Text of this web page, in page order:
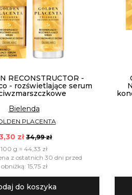
RECONSTRUCTOR -
- rozświetlające serum
Bielenda
PLACENTA
zł 34,99 zł
100 g = 44,33 zł
z ostatnich 30 dni przed
obniżką: 15,75 zł
do koszyka